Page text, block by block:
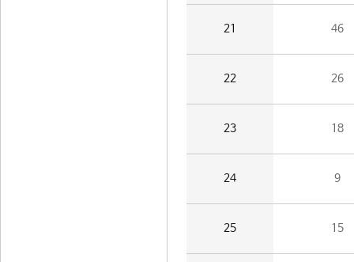
21 46
22 26
23 18
24 9
25 15